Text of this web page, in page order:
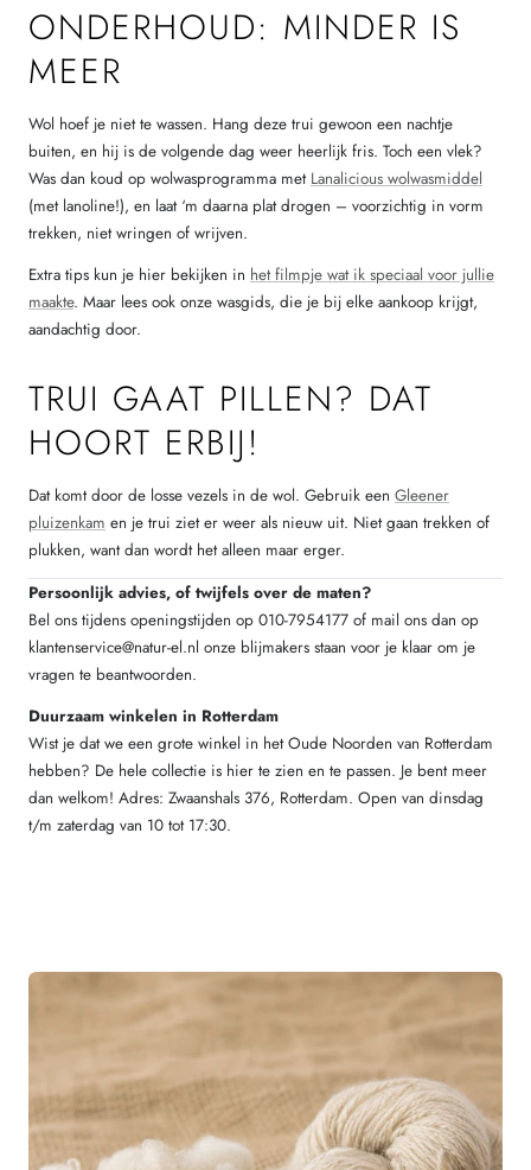
ONDERHOUD: MINDER IS
MEER
Wol hoef je niet te wassen. Hang deze trui gewoon een nachtje
buiten, en hij is de volgende dag weer heerlijk fris. Toch een vlek?
Was dan koud op wolwasprogramma met Lanalicious wolwasmiddel
(met lanoline!), en laat ‘m daarna plat drogen – voorzichtig in vorm
trekken, niet wringen of wrijven.
Extra tips kun je hier bekijken in het filmpje wat ik speciaal voor jullie
maakte. Maar lees ook onze wasgids, die je bij elke aankoop krijgt,
aandachtig door.
TRUI GAAT PILLEN? DAT
HOORT ERBIJ!
Dat komt door de losse vezels in de wol. Gebruik een Gleener
pluizenkam en je trui ziet er weer als nieuw uit. Niet gaan trekken of
plukken, want dan wordt het alleen maar erger.
Persoonlijk advies, of twijfels over de maten?
Bel ons tijdens openingstijden op 010-7954177 of mail ons dan op
klantenservice@natur-el.nl onze blijmakers staan voor je klaar om je
vragen te beantwoorden.
Duurzaam winkelen in Rotterdam
Wist je dat we een grote winkel in het Oude Noorden van Rotterdam
hebben? De hele collectie is hier te zien en te passen. Je bent meer
dan welkom! Adres: Zwaanshals 376, Rotterdam. Open van dinsdag
t/m zaterdag van 10 tot 17:30.